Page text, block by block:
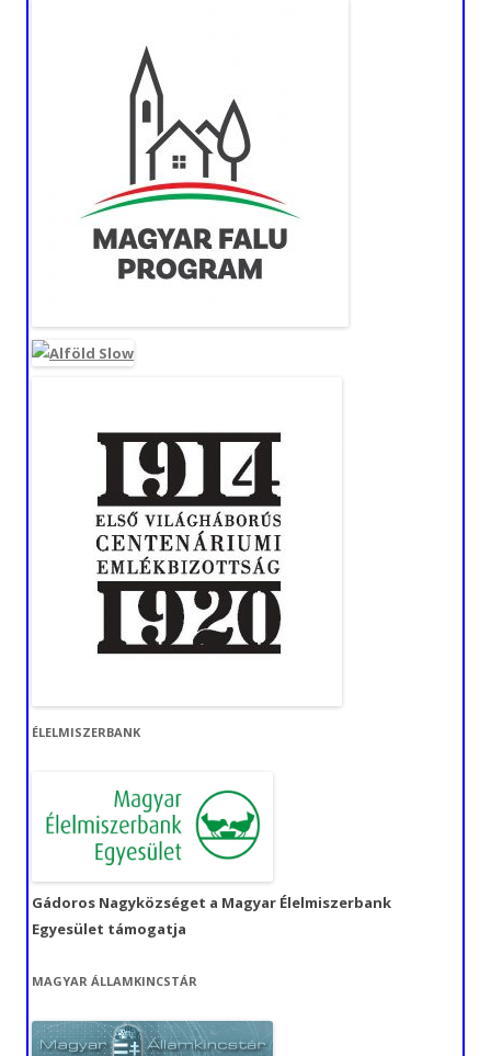
ÉLELMISZERBANK
Gádoros Nagyközséget a Magyar Élelmiszerbank
Egyesület támogatja
MAGYAR ÁLLAMKINCSTÁR